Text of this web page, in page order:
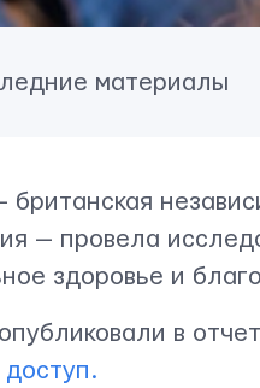
материалы
— провела
здоровье и
в